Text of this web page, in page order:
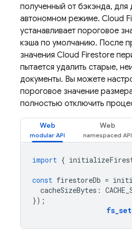
полученный от бэкэнда, для
автономном режиме. Cloud
устанавливает пороговое
кэша по умолчанию. После
значения Cloud Firestore
пытается удалить старые,
документы. Вы можете
пороговое значение
полностью отключить
Web Web
import {
const firestoreDb =
cacheSizeBytes :
});